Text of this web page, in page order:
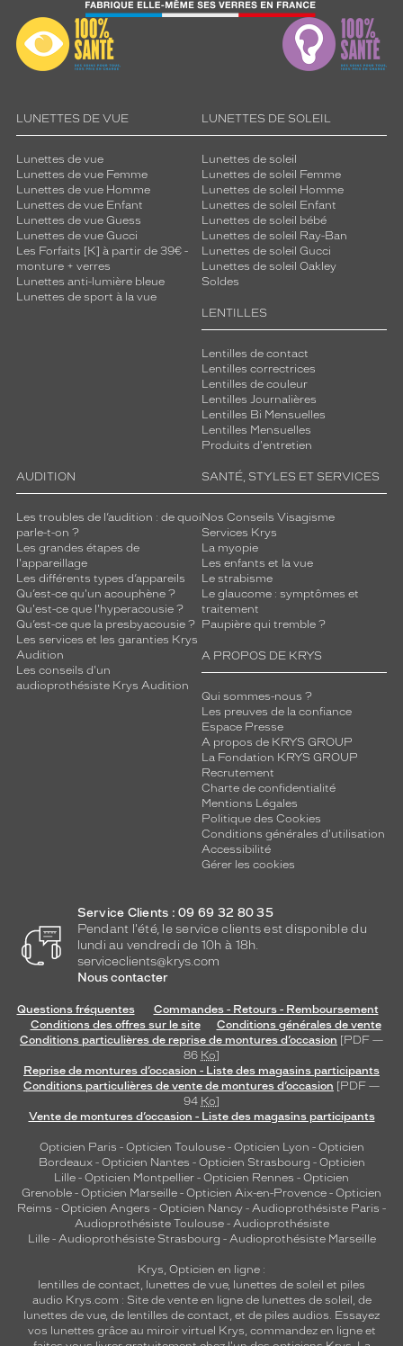
LUNETTES DE VUE
Lunettes de vue
Lunettes de vue Femme
Lunettes de vue Homme
Lunettes de vue Enfant
Lunettes de vue Guess
Lunettes de vue Gucci
Les Forfaits [K] à partir de 39€ -
monture + verres
Lunettes anti-lumière bleue
Lunettes de sport à la vue
LUNETTES DE SOLEIL
Lunettes de soleil
Lunettes de soleil Femme
Lunettes de soleil Homme
Lunettes de soleil Enfant
Lunettes de soleil bébé
Lunettes de soleil Ray-Ban
Lunettes de soleil Gucci
Lunettes de soleil Oakley
Soldes
LENTILLES
Lentilles de contact
Lentilles correctrices
Lentilles de couleur
Lentilles Journalières
Lentilles Bi Mensuelles
Lentilles Mensuelles
Produits d'entretien
AUDITION
Les troubles de l’audition : de quoi
parle-t-on ?
Les grandes étapes de
l'appareillage
Les différents types d’appareils
Qu’est-ce qu'un acouphène ?
Qu'est-ce que l'hyperacousie ?
Qu’est-ce que la presbyacousie ?
Les services et les garanties Krys
Audition
Les conseils d'un
audioprothésiste Krys Audition
SANTÉ, STYLES ET SERVICES
Nos Conseils Visagisme
Services Krys
La myopie
Les enfants et la vue
Le strabisme
Le glaucome : symptômes et
traitement
Paupière qui tremble ?
A PROPOS DE KRYS
Qui sommes-nous ?
Les preuves de la confiance
Espace Presse
A propos de KRYS GROUP
La Fondation KRYS GROUP
Recrutement
Charte de confidentialité
Mentions Légales
Politique des Cookies
Conditions générales d'utilisation
Accessibilité
Gérer les cookies
Service Clients : 09 69 32 80 35
Pendant l'été, le service clients est disponible du
lundi au vendredi de 10h à 18h.
serviceclients@krys.com
Nous contacter
Questions fréquentes
Commandes - Retours - Remboursement
Conditions des offres sur le site
Conditions générales de vente
Conditions particulières de reprise de montures d’occasion [PDF —
86 Ko]
Reprise de montures d’occasion - Liste des magasins participants
Conditions particulières de vente de montures d’occasion [PDF —
94 Ko]
Vente de montures d’occasion - Liste des magasins participants
Opticien Paris - Opticien Toulouse- Opticien Lyon - Opticien
Bordeaux- Opticien Nantes - Opticien Strasbourg - Opticien
Lille - Opticien Montpellier - Opticien Rennes - Opticien
Grenoble - Opticien Marseille - Opticien Aix-en-Provence - Opticien
Reims - Opticien Angers - Opticien Nancy - Audioprothésiste Paris -
Audioprothésiste Toulouse- Audioprothésiste
Lille- Audioprothésiste Strasbourg - Audioprothésiste Marseille
Krys, Opticien en ligne :
lentilles de contact, lunettes de vue, lunettes de soleil et piles
audio Krys.com : Site de vente en ligne de lunettes de soleil, de
lunettes de vue, de lentilles de contact, et de piles audios. Essayez
vos lunettes grâce au miroir virtuel Krys, commandez en ligne et